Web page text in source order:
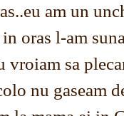
am un
oras l-am
vroiam sa
nu gaseam